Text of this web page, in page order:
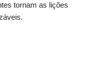
tornam as lições